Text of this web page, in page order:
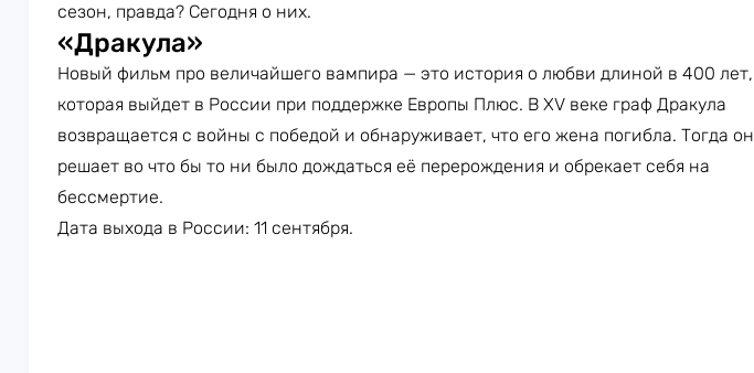
сезон, правда? Сегодня о них.
«Дракула»
Новый фильм про величайшего вампира — это история о любви длиной в 400 лет,
которая выйдет в России при поддержке Европы Плюс. В XV веке граф Дракула
возвращается с войны с победой и обнаруживает, что его жена погибла. Тогда он
решает во что бы то ни было дождаться её перерождения и обрекает себя на
бессмертие.
Дата выхода в России: 11 сентября.